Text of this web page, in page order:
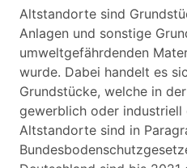
Altstandorte sind
Anlagen und sonstige
umweltgefährdenden
wurde. Dabei handelt es
Grundstücke, welche in
gewerblich oder
Altstandorte sind in